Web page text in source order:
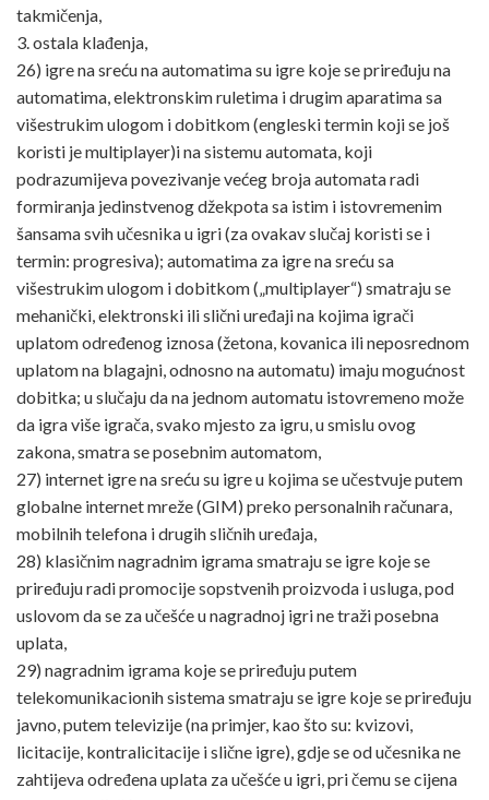
takmičenja,
3. ostala klađenja,
26) igre na sreću na automatima su igre koje se priređuju na
automatima, elektronskim ruletima i drugim aparatima sa
višestrukim ulogom i dobitkom (engleski termin koji se još
koristi je multiplayer)i na sistemu automata, koji
podrazumijeva povezivanje većeg broja automata radi
formiranja jedinstvenog džekpota sa istim i istovremenim
šansama svih učesnika u igri (za ovakav slučaj koristi se i
termin: progresiva); automatima za igre na sreću sa
višestrukim ulogom i dobitkom („multiplayer“) smatraju se
mehanički, elektronski ili slični uređaji na kojima igrači
uplatom određenog iznosa (žetona, kovanica ili neposrednom
uplatom na blagajni, odnosno na automatu) imaju mogućnost
dobitka; u slučaju da na jednom automatu istovremeno može
da igra više igrača, svako mjesto za igru, u smislu ovog
zakona, smatra se posebnim automatom,
27) internet igre na sreću su igre u kojima se učestvuje putem
globalne internet mreže (GIM) preko personalnih računara,
mobilnih telefona i drugih sličnih uređaja,
28) klasičnim nagradnim igrama smatraju se igre koje se
priređuju radi promocije sopstvenih proizvoda i usluga, pod
uslovom da se za učešće u nagradnoj igri ne traži posebna
uplata,
29) nagradnim igrama koje se priređuju putem
telekomunikacionih sistema smatraju se igre koje se priređuju
javno, putem televizije (na primjer, kao što su: kvizovi,
licitacije, kontralicitacije i slične igre), gdje se od učesnika ne
zahtijeva određena uplata za učešće u igri, pri čemu se cijena